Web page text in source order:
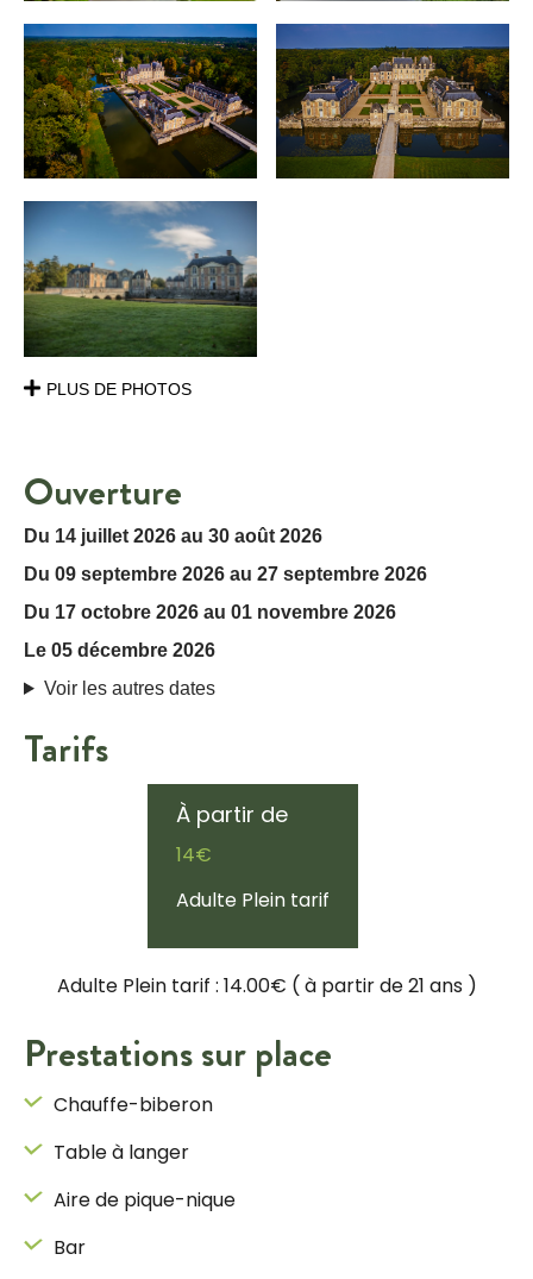
PLUS DE PHOTOS
Ouverture
Du 14 juillet 2026 au 30 août 2026
Du 09 septembre 2026 au 27 septembre 2026
Du 17 octobre 2026 au 01 novembre 2026
Le 05 décembre 2026
Voir les autres dates
Tarifs
À partir de
14€
Adulte Plein tarif
Adulte Plein tarif : 14.00€ ( à partir de 21 ans )
Prestations sur place
Chauffe-biberon
Table à langer
Aire de pique-nique
Bar